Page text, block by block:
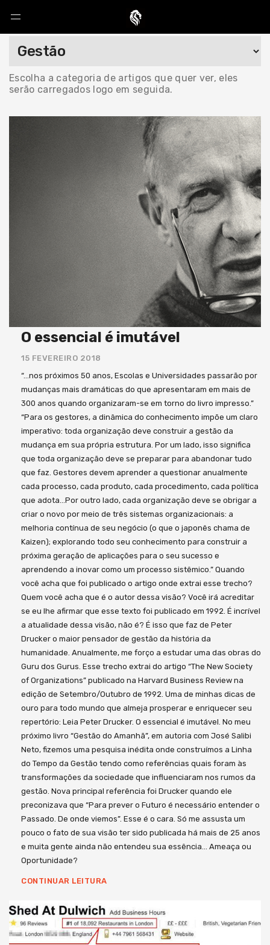
Escolha a categoria de artigos que quer ver, eles
serão carregados logo em seguida.
O essencial é imutável
15 FEVEREIRO 2018
“…nos próximos 50 anos, Escolas e Universidades passarão por
mudanças mais dramáticas do que apresentaram em mais de
300 anos quando organizaram-se em torno do livro impresso.”
“Para os gestores, a dinâmica do conhecimento impõe um claro
imperativo: toda organização deve construir a gestão da
mudança em sua própria estrutura. Por um lado, isso significa
que toda organização deve se preparar para abandonar tudo
que faz. Gestores devem aprender a questionar anualmente
cada processo, cada produto, cada procedimento, cada política
que adota…Por outro lado, cada organização deve se obrigar a
criar o novo por meio de três sistemas organizacionais: a
melhoria contínua de seu negócio (o que o japonês chama de
Kaizen); explorando todo seu conhecimento para construir a
próxima geração de aplicações para o seu sucesso e
aprendendo a inovar como um processo sistêmico.” Quando
você acha que foi publicado o artigo onde extrai esse trecho?
Quem você acha que é o autor dessa visão? Você irá acreditar
se eu lhe afirmar que esse texto foi publicado em 1992. É incrível
a atualidade dessa visão, não é? É isso que faz de Peter
Drucker o maior pensador de gestão da história da
humanidade. Anualmente, me forço a estudar uma das obras do
Guru dos Gurus. Esse trecho extrai do artigo “The New Society
of Organizations” publicado na Harvard Business Review na
edição de Setembro/Outubro de 1992. Uma de minhas dicas de
ouro para todo mundo que almeja prosperar e enriquecer seu
repertório: Leia Peter Drucker. O essencial é imutável. No meu
próximo livro “Gestão do Amanhã”, em autoria com José Salibi
Neto, fizemos uma pesquisa inédita onde construímos a Linha
do Tempo da Gestão tendo como referências quais foram às
transformações da sociedade que influenciaram nos rumos da
gestão. Nova principal referência foi Drucker quando ele
preconizava que “Para prever o Futuro é necessário entender o
Passado. De onde viemos”. Esse é o cara. Só me assusta um
pouco o fato de sua visão ter sido publicada há mais de 25 anos
e muita gente ainda não entendeu sua essência… Ameaça ou
Oportunidade?
CONTINUAR LEITURA